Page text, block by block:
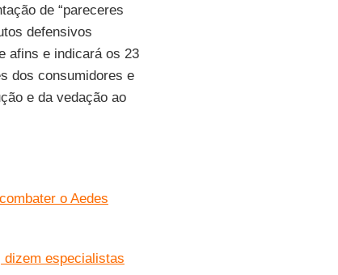
de “pareceres
defensivos
afins e indicará os 23
dos consumidores e
e da vedação ao
o Aedes
dizem especialistas